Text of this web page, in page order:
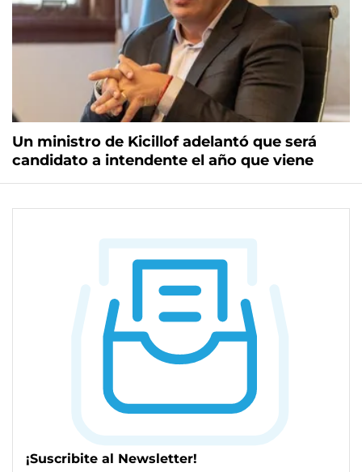
Un ministro de Kicillof adelantó que será
candidato a intendente el año que viene
¡Suscribite al Newsletter!